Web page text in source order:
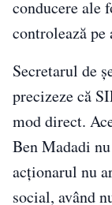
conducere ale
controlează pe
Secretarul de
precizeze că
mod direct.
Ben Madadi
acționarul nu
social, având